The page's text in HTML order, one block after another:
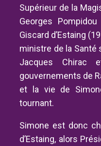
Supérieur de la
Georges
Giscard d’Estaing
ministre de la Santé
Jacques
gouvernements de
et la vie de
tournant.
Simone est donc
d’Estaing, alors